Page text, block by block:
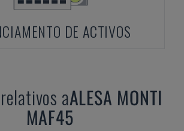
DE ACTIVOS
aALESA MONTI
MAF45